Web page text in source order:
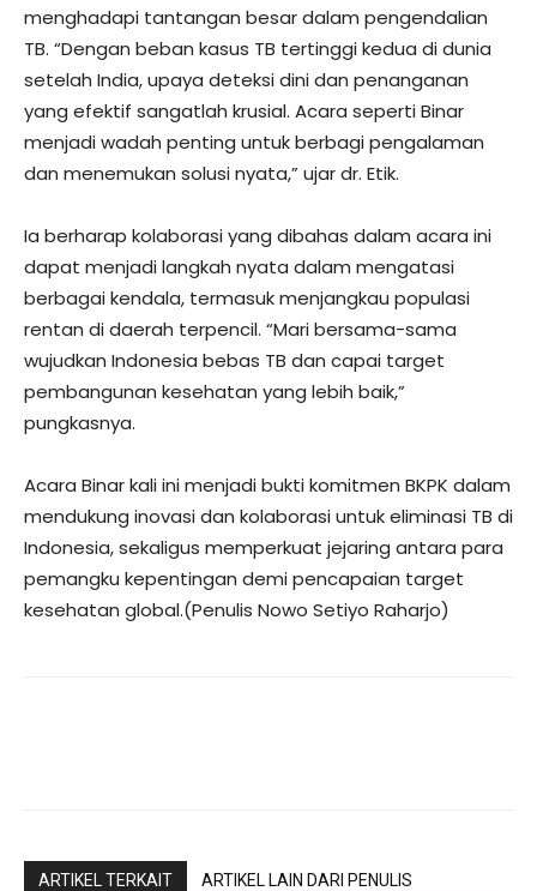
menghadapi tantangan besar dalam pengendalian
TB. “Dengan beban kasus TB tertinggi kedua di dunia
setelah India, upaya deteksi dini dan penanganan
yang efektif sangatlah krusial. Acara seperti Binar
menjadi wadah penting untuk berbagi pengalaman
dan menemukan solusi nyata,” ujar dr. Etik.
Ia berharap kolaborasi yang dibahas dalam acara ini
dapat menjadi langkah nyata dalam mengatasi
berbagai kendala, termasuk menjangkau populasi
rentan di daerah terpencil. “Mari bersama-sama
wujudkan Indonesia bebas TB dan capai target
pembangunan kesehatan yang lebih baik,”
pungkasnya.
Acara Binar kali ini menjadi bukti komitmen BKPK dalam
mendukung inovasi dan kolaborasi untuk eliminasi TB di
Indonesia, sekaligus memperkuat jejaring antara para
pemangku kepentingan demi pencapaian target
kesehatan global.(Penulis Nowo Setiyo Raharjo)
ARTIKEL TERKAIT ARTIKEL LAIN DARI PENULIS